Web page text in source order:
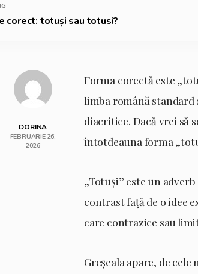
corect: totuși sau totusi?
DORINA
FEBRUARIE 26,
2026
Forma corectă este
limba română
diacritice. Dacă vrei să
întotdeauna forma
„Totuși” este un
contrast față de o idee
care contrazice sau
Greșeala apare, de